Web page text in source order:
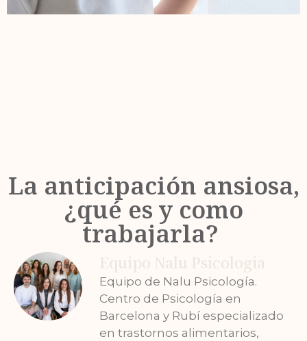
La anticipación ansiosa,
¿qué es y como
trabajarla?
Equipo de Nalu Psicología.
Centro de Psicología en
Barcelona y Rubí especializado
en trastornos alimentarios,